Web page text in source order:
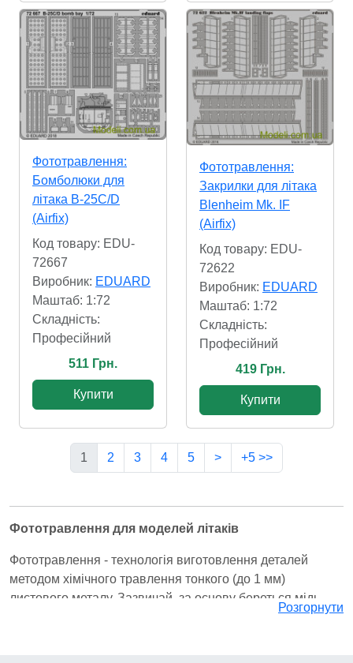
Фототравлення:
Бомболюки для
літака B-25C/D
(Airfix)
Код товару: EDU-
72667
Виробник: EDUARD
Маштаб: 1:72
Складність:
Професійний
511 Грн.
Купити
Фототравлення:
Закрилки для літака
Blenheim Mk. IF
(Airfix)
Код товару: EDU-
72622
Виробник: EDUARD
Маштаб: 1:72
Складність:
Професійний
419 Грн.
Купити
1 2 3 4 5 > +5 >>
Фототравлення для моделей літаків
Фототравлення - технологія виготовлення деталей
методом хімічного травлення тонкого (до 1 мм)
листового металу. Зазвичай, за основу береться мідь
Розгорнути